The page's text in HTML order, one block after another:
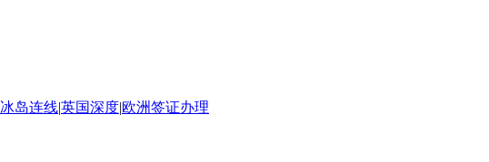
冰岛连线|英国深度|欧洲签证办理